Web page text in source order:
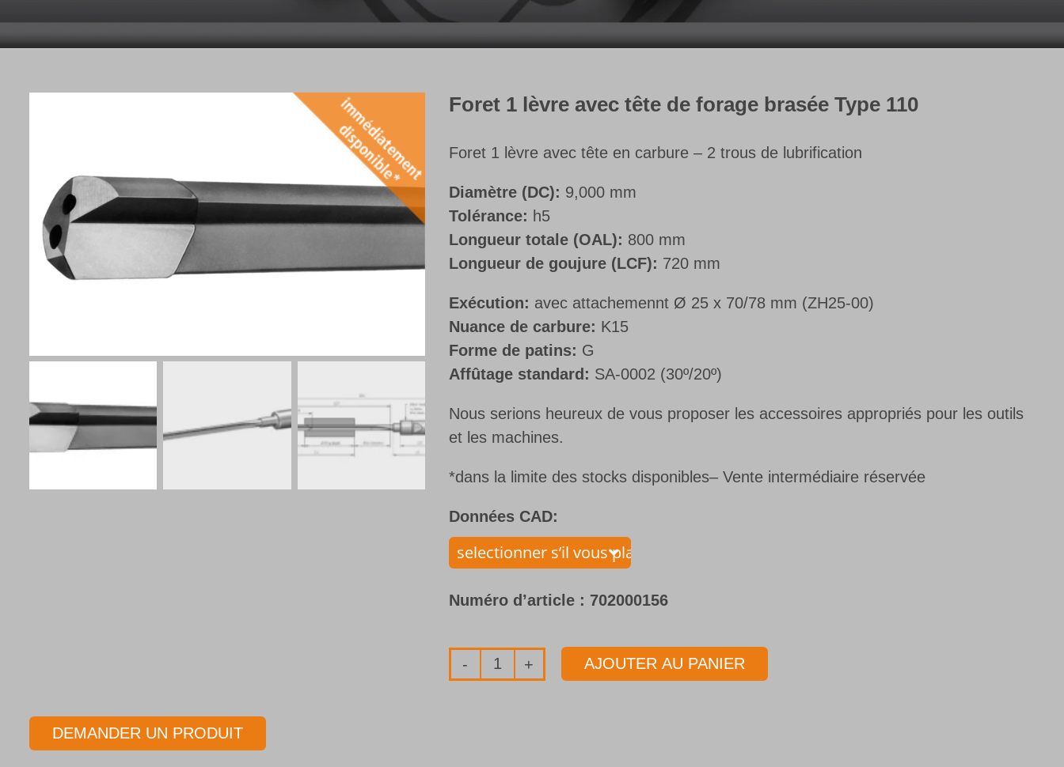
Foret 1 lèvre avec tête de forage brasée Type 110
Foret 1 lèvre avec tête en carbure – 2 trous de lubrification
Diamètre (DC): 9,000 mm
Tolérance: h5
Longueur totale (OAL): 800 mm
Longueur de goujure (LCF): 720 mm
Exécution: avec attachemennt Ø 25 x 70/78 mm (ZH25-00)
Nuance de carbure: K15
Forme de patins: G
Affûtage standard: SA-0002 (30º/20º)
Nous serions heureux de vous proposer les accessoires appropriés pour les outils
et les machines.
*dans la limite des stocks disponibles– Vente intermédiaire réservée
Données CAD:
Numéro d’article : 702000156
quantité
AJOUTER AU PANIER
DEMANDER UN PRODUIT